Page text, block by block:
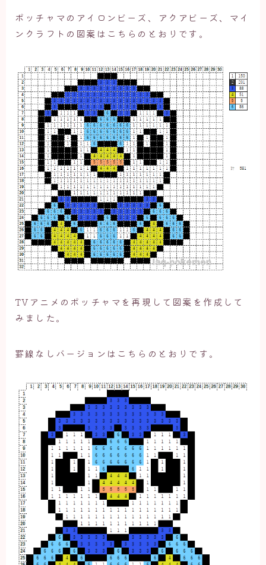
ポッチャマのアイロンビーズ、アクアビーズ、マイ
ンクラフトの図案はこちらのとおりです。
TVアニメのポッチャマを再現して図案を作成して
みました。
罫線なしバージョンはこちらのとおりです。